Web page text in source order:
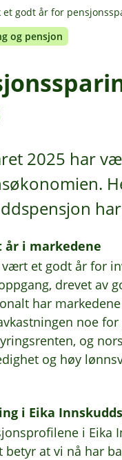
et godt år for
og pensjon
2025 har
år i markedene
vært et godt år for
drevet av
har
noe
og
og høy
i Eika
i Eika
betyr at vi nå har